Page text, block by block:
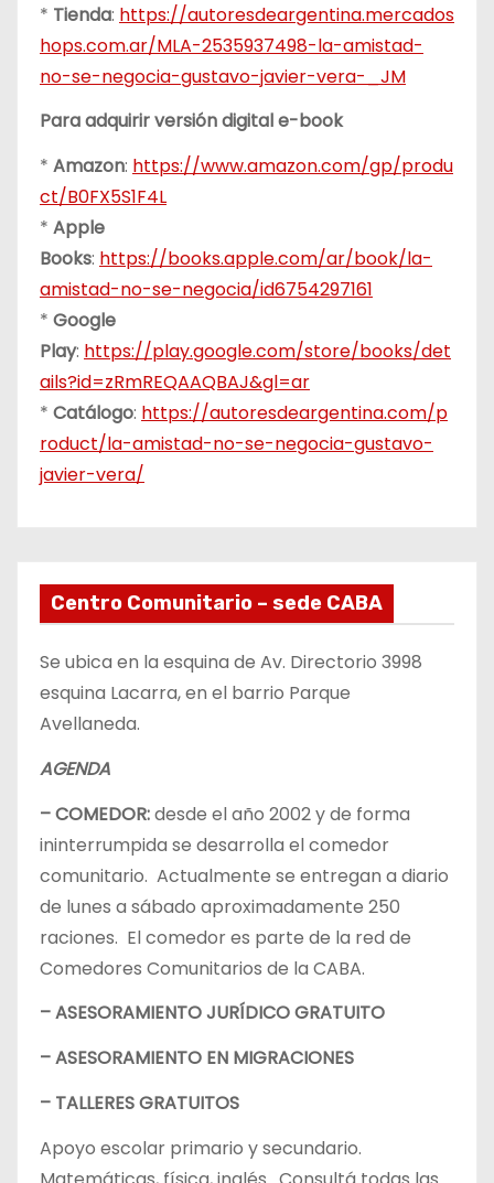
* Tienda: https://autoresdeargentina.mercados
hops.com.ar/MLA-2535937498-la-amistad-
no-se-negocia-gustavo-javier-vera-_JM
Para adquirir versión digital e-book
* Amazon: https://www.amazon.com/gp/produ
ct/B0FX5S1F4L
* Apple
Books: https://books.apple.com/ar/book/la-
amistad-no-se-negocia/id6754297161
* Google
Play: https://play.google.com/store/books/det
ails?id=zRmREQAAQBAJ&gl=ar
* Catálogo: https://autoresdeargentina.com/p
roduct/la-amistad-no-se-negocia-gustavo-
javier-vera/
Centro Comunitario – sede CABA
Se ubica en la esquina de Av. Directorio 3998
esquina Lacarra, en el barrio Parque
Avellaneda.
AGENDA
– COMEDOR:desde el año 2002 y de forma
ininterrumpida se desarrolla el comedor
comunitario. Actualmente se entregan a diario
de lunes a sábado aproximadamente 250
raciones. El comedor es parte de la red de
Comedores Comunitarios de la CABA.
– ASESORAMIENTO JURÍDICO GRATUITO
– ASESORAMIENTO EN MIGRACIONES
– TALLERES GRATUITOS
Apoyo escolar primario y secundario.